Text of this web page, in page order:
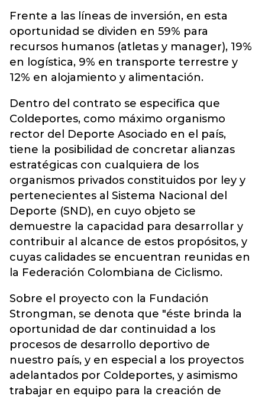
Frente a las líneas de inversión, en esta
oportunidad se dividen en 59% para
recursos humanos (atletas y manager), 19%
en logística, 9% en transporte terrestre y
12% en alojamiento y alimentación.
Dentro del contrato se especifica que
Coldeportes, como máximo organismo
rector del Deporte Asociado en el país,
tiene la posibilidad de concretar alianzas
estratégicas con cualquiera de los
organismos privados constituidos por ley y
pertenecientes al Sistema Nacional del
Deporte (SND), en cuyo objeto se
demuestre la capacidad para desarrollar y
contribuir al alcance de estos propósitos, y
cuyas calidades se encuentran reunidas en
la Federación Colombiana de Ciclismo.
Sobre el proyecto con la Fundación
Strongman, se denota que "éste brinda la
oportunidad de dar continuidad a los
procesos de desarrollo deportivo de
nuestro país, y en especial a los proyectos
adelantados por Coldeportes, y asimismo
trabajar en equipo para la creación de